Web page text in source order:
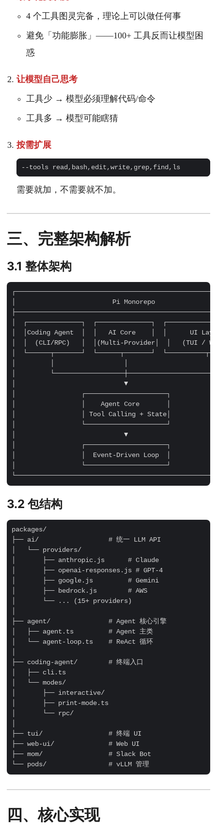
4 个工具图灵完备，理论上可以做任何事
避免「功能膨胀」——100+ 工具反而让模型困
惑
让模型自己思考
工具少 → 模型必须理解代码/命令
工具多 → 模型可能瞎猜
按需扩展
需要就加，不需要就不加。
三、完整架构解析
3.1 整体架构
│                         Pi Monorepo
│  ┌──────────────┐  ┌──────────────┐
│  │Coding Agent  │  │   AI Core    │  │      UI
│  │  (CLI/RPC)   │  │(Multi-Provider│  │   (TUI /
│  └──────┬───────┘  └──────┬───────┘
│
│                            ▼
│                 ┌─────────────────────┐
│                 │    Agent Core       │
│                 │ Tool Calling + State│
│                 └─────────────────────┘
│                            ▼
│                 ┌─────────────────────┐
│                 │  Event-Driven Loop  │
│                 └─────────────────────┘
3.2 包结构
packages/
├── ai/                  # 统一 LLM API
│   └── providers/
│       ├── anthropic.js      # Claude
│       ├── openai-responses.js # GPT-4
│       ├── google.js         # Gemini
│       ├── bedrock.js        # AWS
│       └── ... (15+ providers)
├── agent/               # Agent 核心引擎
│   ├── agent.ts         # Agent 主类
│   └── agent-loop.ts    # ReAct 循环
├── coding-agent/        # 终端入口
│   ├── cli.ts
│   └── modes/
│       ├── interactive/
│       ├── print-mode.ts
│       └── rpc/
├── tui/                 # 终端 UI
├── web-ui/              # Web UI
├── mom/                 # Slack Bot
四、核心实现